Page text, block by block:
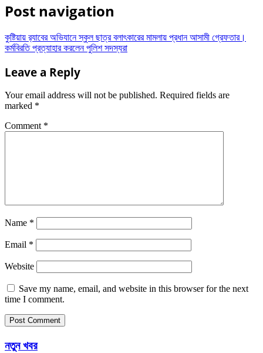
Post navigation
কুষ্টিয়ায় র‌্যাবের অভিযানে স্কুল ছাত্র বলাৎকারের মামলায় প্রধান আসামী গ্রেফতার।
কর্মবিরতি প্রত্যাহার করলেন পুলিশ সদস্যরা
Leave a Reply
Your email address will not be published. Required fields are
marked *
Comment *
Name *
Email *
Website
Save my name, email, and website in this browser for the next
time I comment.
নতুন খবর